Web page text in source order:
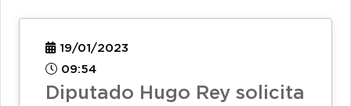
19/01/2023
09:54
Diputado Hugo Rey solicita